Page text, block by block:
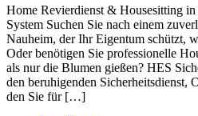
Home Revierdienst & Housesitting
System Suchen Sie nach einem
Nauheim, der Ihr Eigentum schützt,
Oder benötigen Sie professionelle
als nur die Blumen gießen? HES
den beruhigenden Sicherheitsdienst,
den Sie für […]